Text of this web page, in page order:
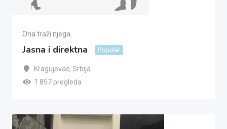
Ona traži njega
Jasna i direktna Popular
Kragujevac, Srbija
1.857 pregleda